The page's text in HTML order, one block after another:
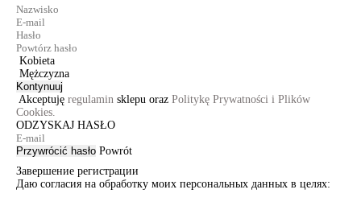
Kobieta
Mężczyzna
Kontynuuj
Akceptuję regulamin sklepu oraz Politykę Prywatności i Plików
Cookies.
ODZYSKAJ HASŁO
Przywrócić hasło Powrót
Завершение регистрации
Даю согласия на обработку моих персональных данных в целях: